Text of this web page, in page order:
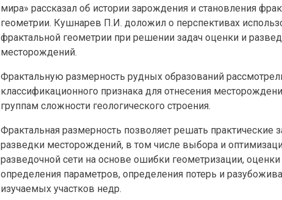
мира» рассказал об истории зарождения и становления
геометрии. Кушнарев П.И. доложил о перспективах
фрактальной геометрии при решении задач оценки и
месторождений.
Фрактальную размерность рудных образований
классификационного признака для отнесения
группам сложности геологического строения.
Фрактальная размерность позволяет решать практические
разведки месторождений, в том числе выбора и
разведочной сети на основе ошибки геометризации,
определения параметров, определения потерь и
изучаемых участков недр.